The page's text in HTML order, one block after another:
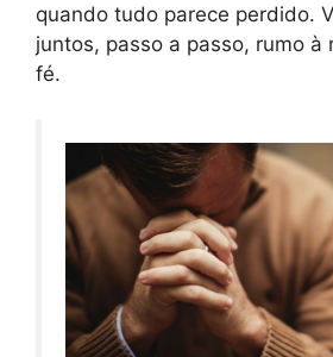
quando tudo parece perdido.
juntos, passo a passo, rumo à
fé.